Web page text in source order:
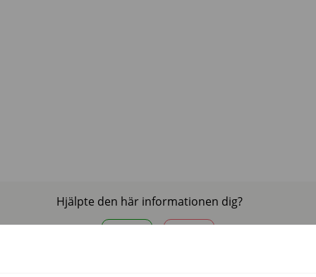
Hjälpte den här informationen dig?